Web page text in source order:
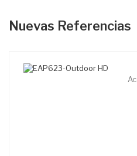
Nuevas Referencias